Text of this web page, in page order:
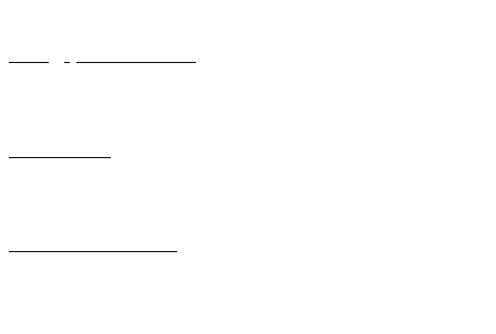
info@iphonedoc.dk